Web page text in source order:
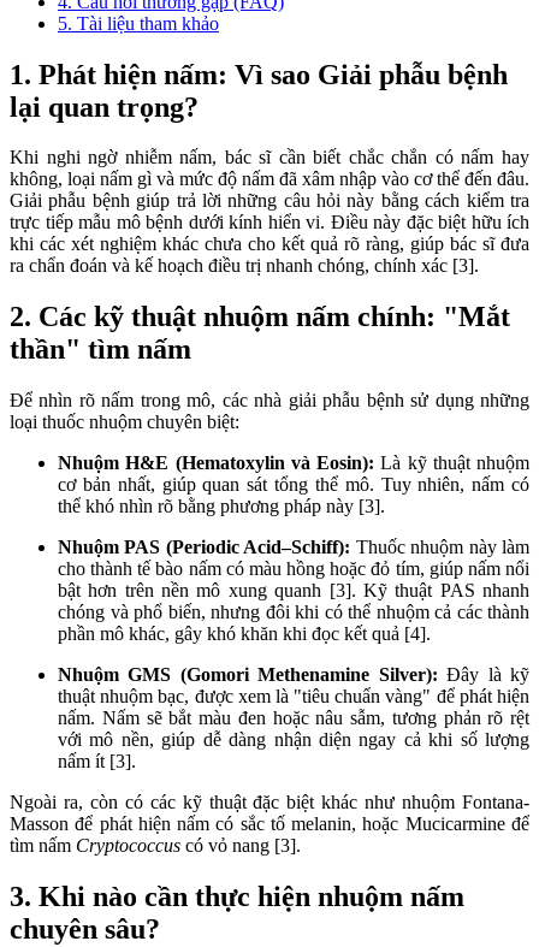
5. Tài liệu tham khảo
1. Phát hiện nấm: Vì sao Giải phẫu bệnh
lại quan trọng?
Khi nghi ngờ nhiễm nấm, bác sĩ cần biết chắc chắn có nấm hay
không, loại nấm gì và mức độ nấm đã xâm nhập vào cơ thể đến đâu.
Giải phẫu bệnh giúp trả lời những câu hỏi này bằng cách kiểm tra
trực tiếp mẫu mô bệnh dưới kính hiển vi. Điều này đặc biệt hữu ích
khi các xét nghiệm khác chưa cho kết quả rõ ràng, giúp bác sĩ đưa
ra chẩn đoán và kế hoạch điều trị nhanh chóng, chính xác [3].
2. Các kỹ thuật nhuộm nấm chính: "Mắt
thần" tìm nấm
Để nhìn rõ nấm trong mô, các nhà giải phẫu bệnh sử dụng những
loại thuốc nhuộm chuyên biệt:
Nhuộm H&E (Hematoxylin và Eosin): Là kỹ thuật nhuộm
cơ bản nhất, giúp quan sát tổng thể mô. Tuy nhiên, nấm có
thể khó nhìn rõ bằng phương pháp này [3].
Nhuộm PAS (Periodic Acid–Schiff): Thuốc nhuộm này làm
cho thành tế bào nấm có màu hồng hoặc đỏ tím, giúp nấm nổi
bật hơn trên nền mô xung quanh [3]. Kỹ thuật PAS nhanh
chóng và phổ biến, nhưng đôi khi có thể nhuộm cả các thành
phần mô khác, gây khó khăn khi đọc kết quả [4].
Nhuộm GMS (Gomori Methenamine Silver): Đây là kỹ
thuật nhuộm bạc, được xem là "tiêu chuẩn vàng" để phát hiện
nấm. Nấm sẽ bắt màu đen hoặc nâu sẫm, tương phản rõ rệt
với mô nền, giúp dễ dàng nhận diện ngay cả khi số lượng
nấm ít [3].
Ngoài ra, còn có các kỹ thuật đặc biệt khác như nhuộm Fontana-
Masson để phát hiện nấm có sắc tố melanin, hoặc Mucicarmine để
tìm nấm Cryptococcus có vỏ nang [3].
3. Khi nào cần thực hiện nhuộm nấm
chuyên sâu?